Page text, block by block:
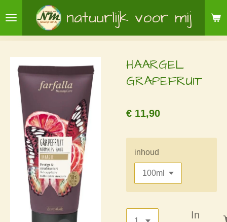
direct
naar
natuurlijk voor mij
HAARGEL
GRAPEFRUIT
€ 11,90
inhoud
In